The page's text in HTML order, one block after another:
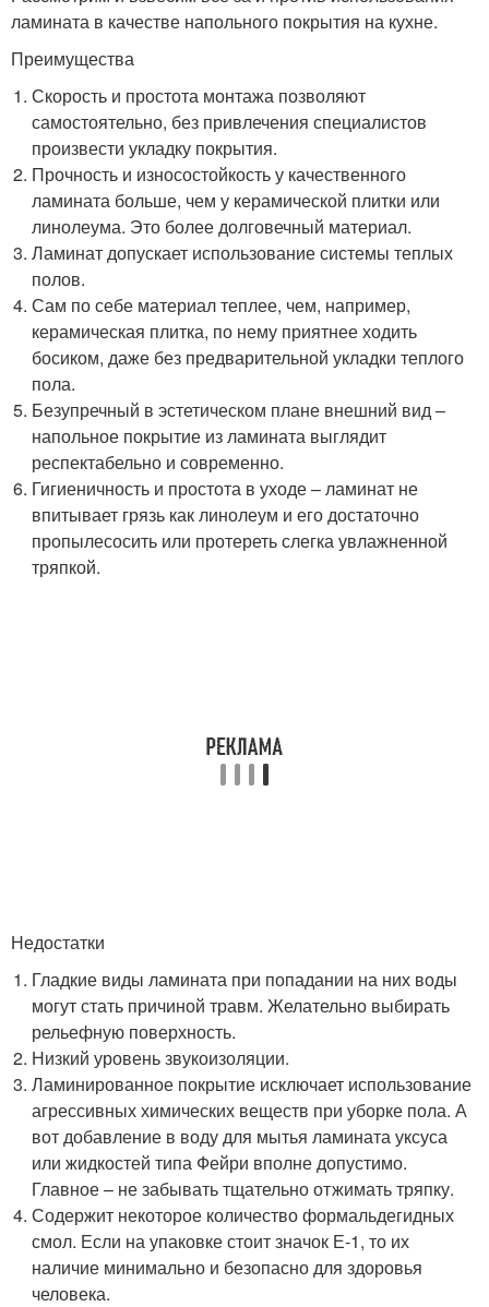
ламината в качестве напольного покрытия на кухне.
Преимущества
Скорость и простота монтажа позволяют
самостоятельно, без привлечения специалистов
произвести укладку покрытия.
Прочность и износостойкость у качественного
ламината больше, чем у керамической плитки или
линолеума. Это более долговечный материал.
Ламинат допускает использование системы теплых
полов.
Сам по себе материал теплее, чем, например,
керамическая плитка, по нему приятнее ходить
босиком, даже без предварительной укладки теплого
пола.
Безупречный в эстетическом плане внешний вид –
напольное покрытие из ламината выглядит
респектабельно и современно.
Гигиеничность и простота в уходе – ламинат не
впитывает грязь как линолеум и его достаточно
пропылесосить или протереть слегка увлажненной
тряпкой.
Недостатки
Гладкие виды ламината при попадании на них воды
могут стать причиной травм. Желательно выбирать
рельефную поверхность.
Низкий уровень звукоизоляции.
Ламинированное покрытие исключает использование
агрессивных химических веществ при уборке пола. А
вот добавление в воду для мытья ламината уксуса
или жидкостей типа Фейри вполне допустимо.
Главное – не забывать тщательно отжимать тряпку.
Содержит некоторое количество формальдегидных
смол. Если на упаковке стоит значок Е-1, то их
наличие минимально и безопасно для здоровья
человека.